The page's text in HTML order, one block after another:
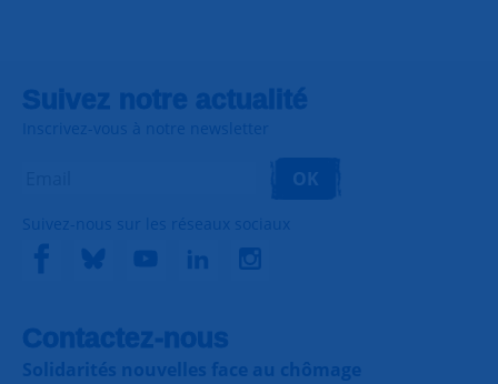
Suivez notre actualité
Inscrivez-vous à notre newsletter
OK
Suivez-nous sur les réseaux sociaux
Contactez-nous
Solidarités nouvelles face au chômage